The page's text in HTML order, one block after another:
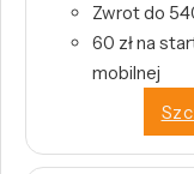
Zwrot do
60 zł na
mobilnej